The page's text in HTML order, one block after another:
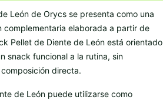
León de Orycs se presenta como una
complementaria elaborada a partir de
Pellet de Diente de León está orientado
snack funcional a la rutina, sin
directa.
de León puede utilizarse como